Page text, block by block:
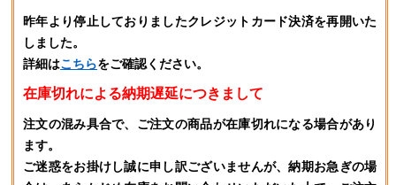
昨年より停止しておりましたクレジットカード決済を再開いた
しました。
詳細はこちらをご確認ください。
在庫切れによる納期遅延につきまして
注文の混み具合で、ご注文の商品が在庫切れになる場合があり
ます。
ご迷惑をお掛けし誠に申し訳ございませんが、納期お急ぎの場